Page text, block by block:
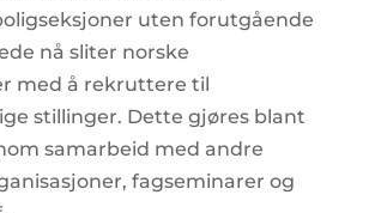
uten forutgående
nå sliter norske
med å rekruttere til
stillinger. Dette gjøres blant
samarbeid med andre
fagseminarer og